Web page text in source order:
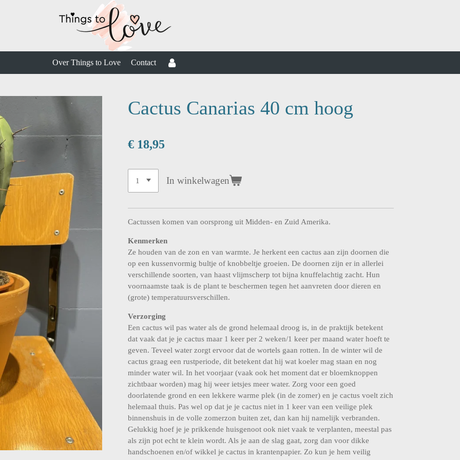
Over Things to Love
Contact
Cactus Canarias 40 cm hoog
€ 18,95
In winkelwagen
Cactussen komen van oorsprong uit Midden- en Zuid Amerika.
Kenmerken
Ze houden van de zon en van warmte. Je herkent een cactus aan zijn doornen die
op een kussenvormig bultje of knobbeltje groeien. De doornen zijn er in allerlei
verschillende soorten, van haast vlijmscherp tot bijna knuffelachtig zacht. Hun
voornaamste taak is de plant te beschermen tegen het aanvreten door dieren en
(grote) temperatuursverschillen.
Verzorging
Een cactus wil pas water als de grond helemaal droog is, in de praktijk betekent
dat vaak dat je je cactus maar 1 keer per 2 weken/1 keer per maand water hoeft te
geven. Teveel water zorgt ervoor dat de wortels gaan rotten. In de winter wil de
cactus graag een rustperiode, dit betekent dat hij wat koeler mag staan en nog
minder water wil. In het voorjaar (vaak ook het moment dat er bloemknoppen
zichtbaar worden) mag hij weer ietsjes meer water. Zorg voor een goed
doorlatende grond en een lekkere warme plek (in de zomer) en je cactus voelt zich
helemaal thuis. Pas wel op dat je je cactus niet in 1 keer van een veilige plek
binnenshuis in de volle zomerzon buiten zet, dan kan hij namelijk verbranden.
Gelukkig hoef je je prikkende huisgenoot ook niet vaak te verplanten, meestal pas
als zijn pot echt te klein wordt. Als je aan de slag gaat, zorg dan voor dikke
handschoenen en/of wikkel je cactus in krantenpapier. Zo kun je hem veilig